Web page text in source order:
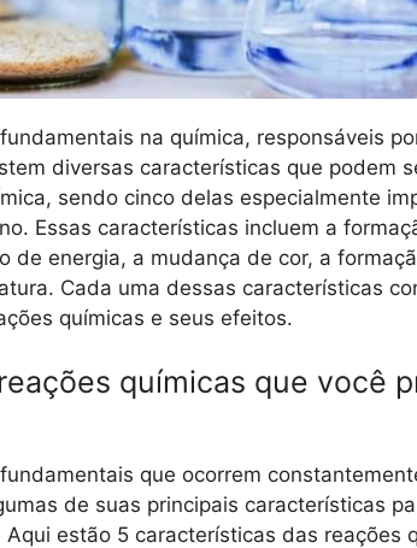
na química, responsáveis
diversas características que podem
sendo cinco delas especialmente
Essas características incluem a
de energia, a mudança de cor, a
Cada uma dessas características
químicas e seus efeitos.
químicas que você
que ocorrem
de suas principais características
estão 5 características das reações